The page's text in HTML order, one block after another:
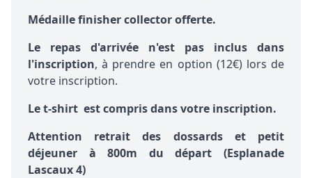
Médaille finisher collector offerte.
Le repas d'arrivée n'est pas inclus dans
l'inscription, à prendre en option (12€)lors de
votre inscription.
Le t-shirt est compris dans votre inscription.
Attention retrait des dossards et petit
déjeuner à 800m du départ (Esplanade
Lascaux 4)